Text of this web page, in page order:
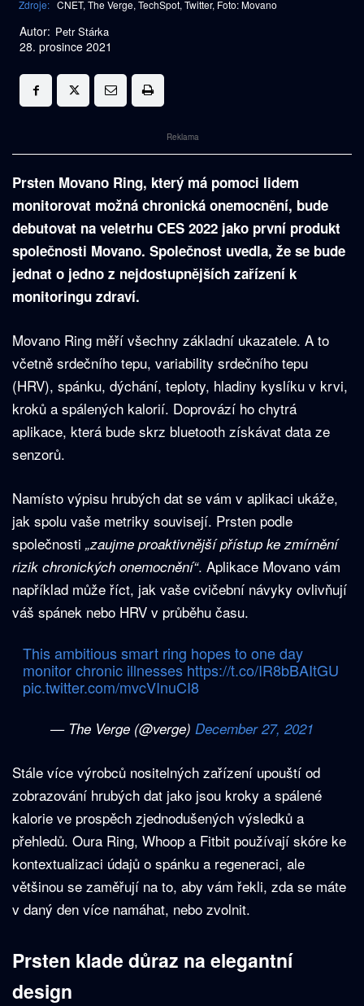
Zdroje: CNET, The Verge, TechSpot, Twitter, Foto: Movano
Autor: Petr Stárka
28. prosince 2021
Reklama
Prsten Movano Ring, který má pomoci lidem
monitorovat možná chronická onemocnění, bude
debutovat na veletrhu CES 2022 jako první produkt
společnosti Movano. Společnost uvedla, že se bude
jednat o jedno z nejdostupnějších zařízení k
monitoringu zdraví.
Movano Ring měří všechny základní ukazatele. A to
včetně srdečního tepu, variability srdečního tepu
(HRV), spánku, dýchání, teploty, hladiny kyslíku v krvi,
kroků a spálených kalorií. Doprovází ho chytrá
aplikace, která bude skrz bluetooth získávat data ze
senzorů.
Namísto výpisu hrubých dat se vám v aplikaci ukáže,
jak spolu vaše metriky souvisejí. Prsten podle
společnosti „zaujme proaktivnější přístup ke zmírnění
rizik chronických onemocnění“. Aplikace Movano vám
například může říct, jak vaše cvičební návyky ovlivňují
váš spánek nebo HRV v průběhu času.
This ambitious smart ring hopes to one day
monitor chronic illnesses https://t.co/IR8bBAItGU
pic.twitter.com/mvcVInuCI8
— The Verge (@verge) December 27, 2021
Stále více výrobců nositelných zařízení upouští od
zobrazování hrubých dat jako jsou kroky a spálené
kalorie ve prospěch zjednodušených výsledků a
přehledů. Oura Ring, Whoop a Fitbit používají skóre ke
kontextualizaci údajů o spánku a regeneraci, ale
většinou se zaměřují na to, aby vám řekli, zda se máte
v daný den více namáhat, nebo zvolnit.
Prsten klade důraz na elegantní
design